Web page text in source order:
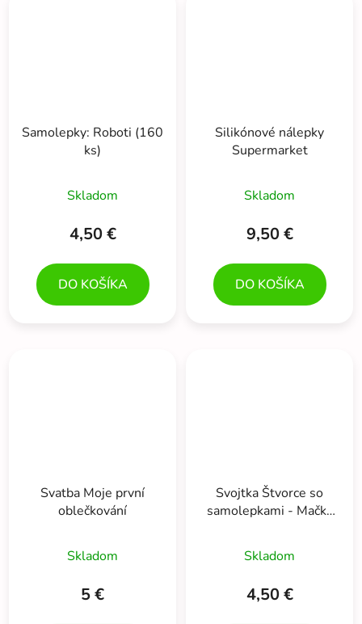
Samolepky: Roboti (160
ks)
Skladom
4,50 €
DO KOŠÍKA
Silikónové nálepky
Supermarket
Skladom
9,50 €
DO KOŠÍKA
Svatba Moje první
oblečkování
Skladom
5 €
Svojtka Štvorce so
samolepkami - Mačka
Skladom
4,50 €